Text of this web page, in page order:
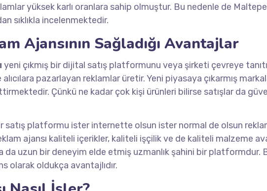
yüksek karlı oranlara sahip olmuştur. Bu nedenle de Maltepe
sıklıkla incelenmektedir.
Ajansının Sağladığı Avantajlar
yeni çıkmış bir dijital satış platformunu veya şirketi çevreye
pazarlayan reklamlar üretir. Yeni piyasaya çıkarmış
Çünkü ne kadar çok kişi ürünleri bilirse satışlar da
satış platformu ister internette olsun ister normal de olsun
ajansı kaliteli içerikler, kaliteli işçilik ve de kaliteli malzeme
da uzun bir deneyim elde etmiş uzmanlık şahini bir platformdur.
olarak oldukça avantajlıdır.